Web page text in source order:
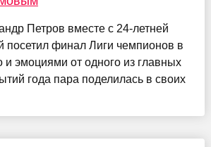
Петров вместе с 24-летней
посетил финал Лиги чемпионов в
и эмоциями от одного из главных
года пара поделилась в своих